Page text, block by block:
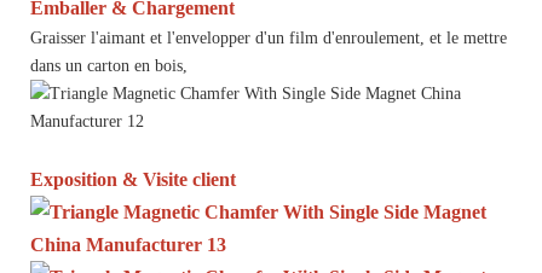
Emballer & Chargement
Graisser l'aimant et l'envelopper d'un film d'enroulement, et le mettre
dans un carton en bois,
Exposition & Visite client